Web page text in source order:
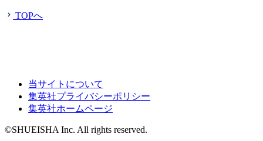
TOPへ
当サイトについて
集英社プライバシーポリシー
集英社ホームページ
©SHUEISHA Inc. All rights reserved.